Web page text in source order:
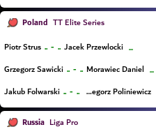
Poland TT Elite Series
Piotr Strus .. - .. Jacek Przewlocki ...
Grzegorz Sawicki .. - .. Morawiec Daniel ...
Jakub Folwarski .. - .. Grzegorz Poliniewicz
Russia Liga Pro